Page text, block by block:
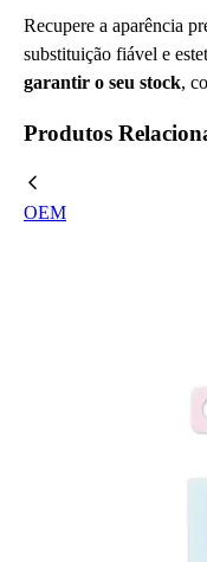
Recupere a aparência
substituição fiável e
garantir o seu stock,
Produtos
OEM